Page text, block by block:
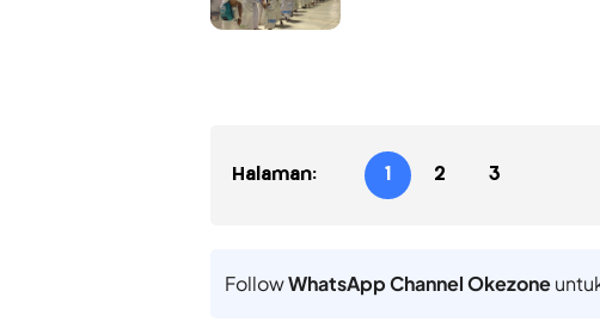
Halaman: 1 2 3
FollowWhatsApp Channel Okezone